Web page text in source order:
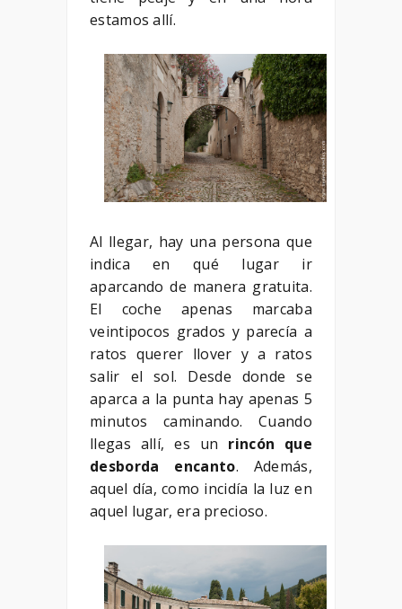
estamos allí.
Al llegar, hay una persona que
indica en qué lugar ir
aparcando de manera gratuita.
El coche apenas marcaba
veintipocos grados y parecía a
ratos querer llover y a ratos
salir el sol. Desde donde se
aparca a la punta hay apenas 5
minutos caminando. Cuando
llegas allí, es un rincón que
desborda encanto. Además,
aquel día, como incidía la luz en
aquel lugar, era precioso.